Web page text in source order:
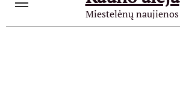
Miestelėnų naujienos